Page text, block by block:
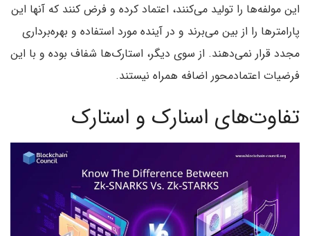
این مولفه‌ها را تولید می‌کنند، اعتماد کرده و فرض کنند که آنها این
پارامتر‌ها را از بین می‌برند و در آینده مورد استفاده و بهره‌برداری
مجدد قرار نمی‌دهند. از سوی دیگر‌، استارک‌ها شفاف بوده و با این
فرضیات اعتمادمحور اضافه همراه نیستند.
تفاوت‌های اسنارک و استارک